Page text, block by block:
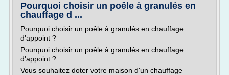
Pourquoi choisir un poêle à granulés en
chauffage d ...
Pourquoi choisir un poêle à granulés en chauffage
d'appoint ?
Pourquoi choisir un poêle à granulés en chauffage
d'appoint ?
Vous souhaitez doter votre maison d'un chauffage